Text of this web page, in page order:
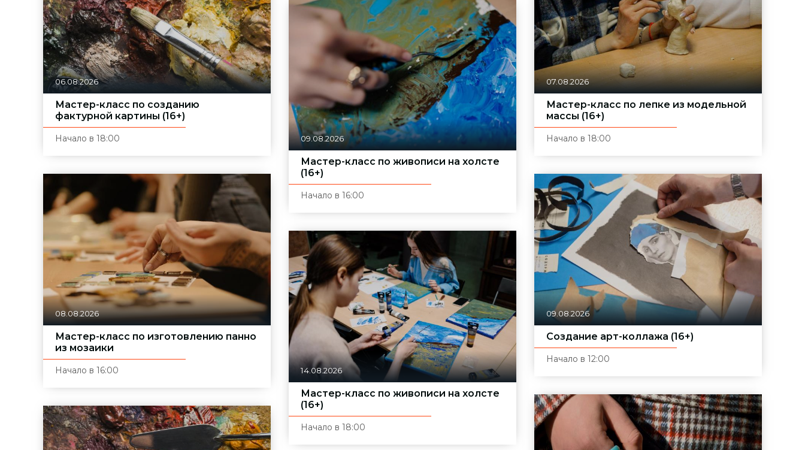
06.08.2026
Мастер-класс по созданию
фактурной картины (16+)
Начало в 18:00
07.08.2026
Мастер-класс по лепке из модельной
массы (16+)
Начало в 18:00
08.08.2026
Мастер-класс по изготовлению панно
из мозаики
Начало в 16:00
09.08.2026
Мастер-класс по живописи на холсте
(16+)
Начало в 16:00
09.08.2026
Создание арт-коллажа (16+)
Начало в 12:00
14.08.2026
Мастер-класс по живописи на холсте
(16+)
Начало в 18:00